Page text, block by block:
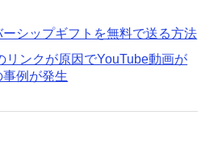
シップギフトを無料で送る方法
リンクが原因でYouTube動画が
例が発生